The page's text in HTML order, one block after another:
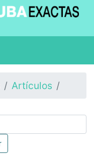
Artículos